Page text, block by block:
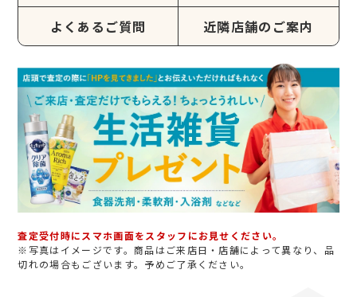
よくあるご質問 近隣店舗のご案内
査定受付時にスマホ画面をスタッフにお見せください。
※写真はイメージです。商品はご来店日・店舗によって異なり、品
切れの場合もございます。予めご了承ください。